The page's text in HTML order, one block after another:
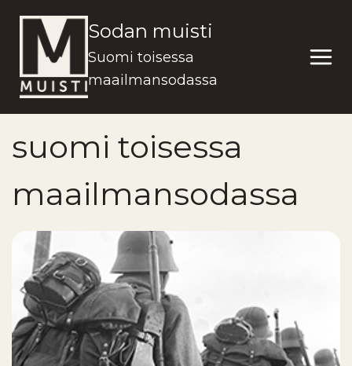
sisältöön
Sodan muisti
Suomi toisessa
maailmansodassa
suomi toisessa
maailmansodassa